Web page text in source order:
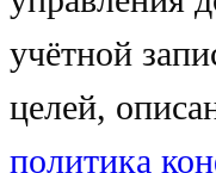
учётной
целей,
политика